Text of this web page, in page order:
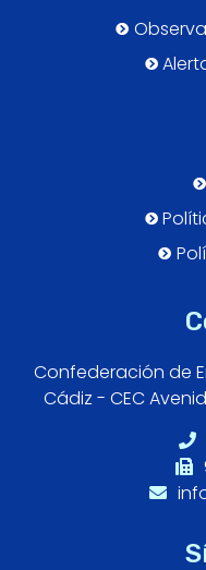
Confederación de
Cádiz - CEC